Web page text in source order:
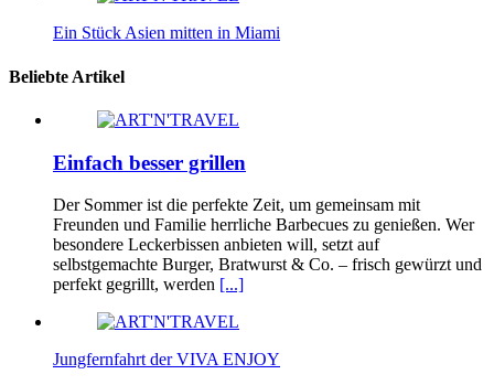
Ein Stück Asien mitten in Miami
Beliebte Artikel
Einfach besser grillen
Der Sommer ist die perfekte Zeit, um gemeinsam mit
Freunden und Familie herrliche Barbecues zu genießen. Wer
besondere Leckerbissen anbieten will, setzt auf
selbstgemachte Burger, Bratwurst & Co. – frisch gewürzt und
perfekt gegrillt, werden [...]
Jungfernfahrt der VIVA ENJOY